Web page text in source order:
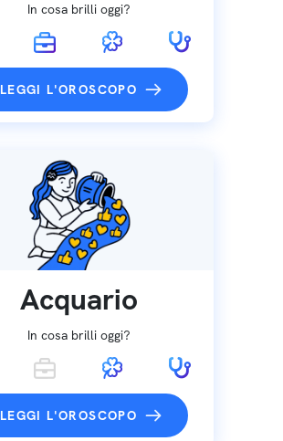
In cosa brilli oggi?
LEGGI L'OROSCOPO
Acquario
In cosa brilli oggi?
LEGGI L'OROSCOPO